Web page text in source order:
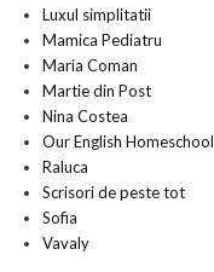
Luxul simplitatii
Mamica Pediatru
Maria Coman
Martie din Post
Nina Costea
Our English Homeschool
Raluca
Scrisori de peste tot
Sofia
Vavaly